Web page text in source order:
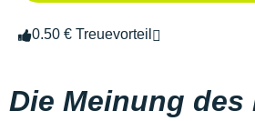
0.50 € Treuevorteil
Die Meinung des